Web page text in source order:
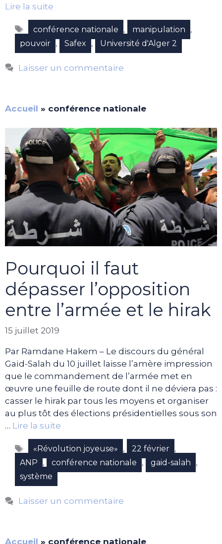
Lire la suite
Étiquettes
conférence nationale , manipulation ,
pouvoir , Safex , Université d'Alger 2
Laisser un commentaire
Accueil » conférence nationale
Pourquoi il faut
dépasser l’opposition
entre l’armée et le hirak
15 juillet 2019
Par Ramdane Hakem – Le discours du général
Gaïd-Salah du 10 juillet laisse l’amère impression
que le commandement de l’armée met en
œuvre une feuille de route dont il ne déviera pas :
casser le hirak par tous les moyens et organiser
au plus tôt des élections présidentielles sous son
… Lire la suite
Étiquettes
«Révolution joyeuse» , 22 février ,
ANP , conférence nationale , gaid-salah ,
système
Laisser un commentaire
Accueil » conférence nationale